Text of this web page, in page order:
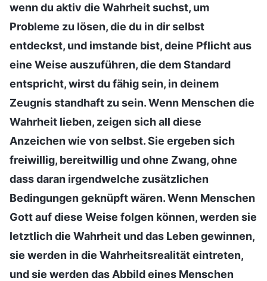
wenn du aktiv die Wahrheit suchst, um
Probleme zu lösen, die du in dir selbst
entdeckst, und imstande bist, deine Pflicht aus
eine Weise auszuführen, die dem Standard
entspricht, wirst du fähig sein, in deinem
Zeugnis standhaft zu sein. Wenn Menschen die
Wahrheit lieben, zeigen sich all diese
Anzeichen wie von selbst. Sie ergeben sich
freiwillig, bereitwillig und ohne Zwang, ohne
dass daran irgendwelche zusätzlichen
Bedingungen geknüpft wären. Wenn Menschen
Gott auf diese Weise folgen können, werden sie
letztlich die Wahrheit und das Leben gewinnen,
sie werden in die Wahrheitsrealität eintreten,
und sie werden das Abbild eines Menschen